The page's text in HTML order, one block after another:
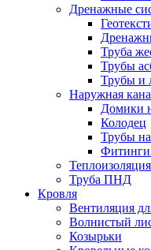
Дренажные
Труба
Трубы
Трубы и
Наружная
Домики
Колодец
Трубы
Фитинги
Труба ПНД
Кровля
Вентиляция
Волнистый
Козырьки